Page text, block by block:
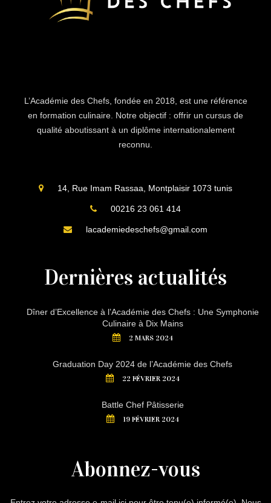
L’Académie des Chefs, fondée en 2018, est une référence
en formation culinaire. Notre objectif : offrir un cursus de
qualité aboutissant à un diplôme internationalement
reconnu.
14, Rue Imam Rassaa, Montplaisir 1073 tunis
00216 23 061 414
lacademiedeschefs@gmail.com
Dernières actualités
Dîner d’Excellence à l’Académie des Chefs : Une Symphonie
Culinaire à Dix Mains
2 MARS 2024
Graduation Day 2024 de l’Académie des Chefs
22 FÉVRIER 2024
Battle Chef Pâtisserie
19 FÉVRIER 2024
Abonnez-vous